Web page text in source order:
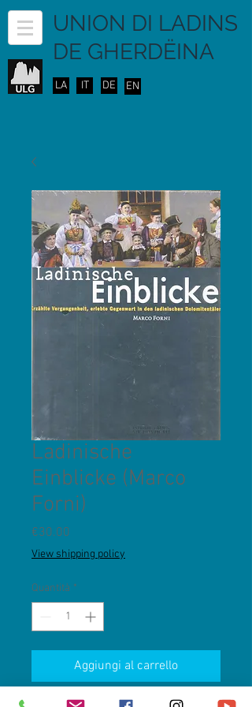
UNION DI LADINS
DE GHERDËINA
LA IT DE EN
Ladinische
Einblicke (Marco
Forni)
€30.00
View shipping policy
Quantità *
Aggiungi al carrello